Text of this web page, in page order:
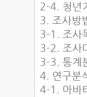
2-4. 청년
3. 조사방
3-1. 조사
3-2. 조사
3-3. 통계
4. 연구분
4-1. 아바